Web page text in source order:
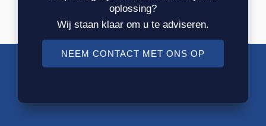
oplossing?
Wij staan klaar om u te adviseren.
NEEM CONTACT MET ONS OP